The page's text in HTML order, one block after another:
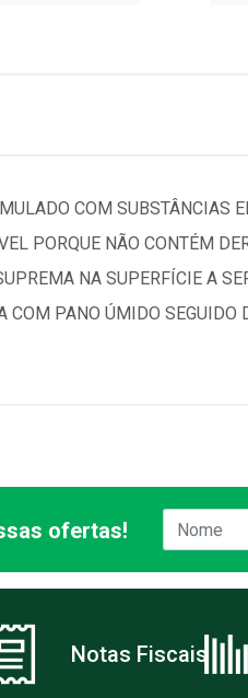
COM SUBSTÂNCIAS
PORQUE NÃO CONTÉM
NA SUPERFÍCIE A
COM PANO ÚMIDO
ofertas!
Notas Fiscais